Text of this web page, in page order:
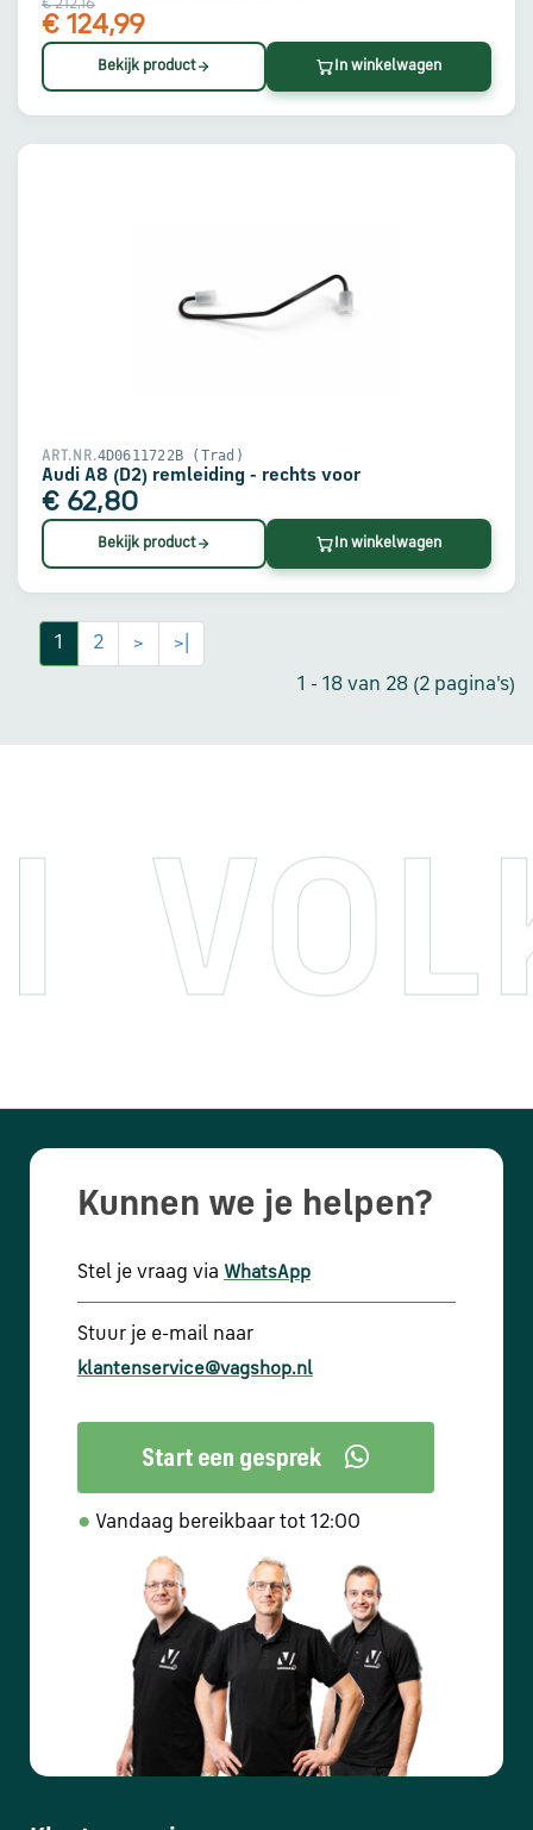
€ 212,16
€ 124,99
Bekijk product In winkelwagen
ART.NR.4D0611722B (Trad)
Audi A8 (D2) remleiding - rechts voor
€ 62,80
Bekijk product In winkelwagen
1 2 > >|
1 - 18 van 28 (2 pagina's)
Kunnen we je helpen?
Stel je vraag via WhatsApp
Stuur je e-mail naar
klantenservice@vagshop.nl
● Vandaag bereikbaar tot 12:00